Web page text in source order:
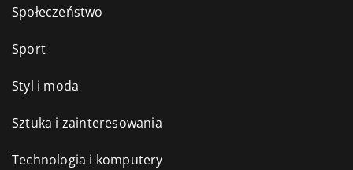
Społeczeństwo
Sport
Styl i moda
Sztuka i zainteresowania
Technologia i komputery